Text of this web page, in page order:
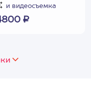
и видеосъемка
₽